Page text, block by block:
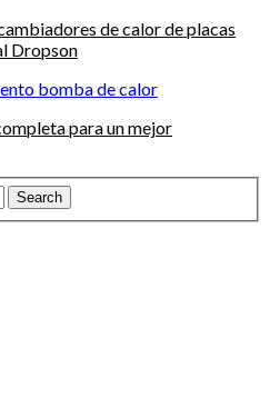
de calor de placas
Dropson
para un mejor